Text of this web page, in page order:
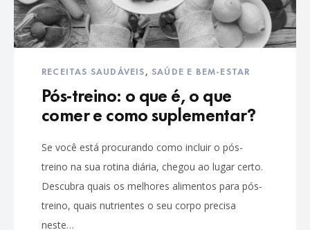
RECEITAS SAUDÁVEIS, SAÚDE E BEM-ESTAR
Pós-treino: o que é, o que
comer e como suplementar?
Se você está procurando como incluir o pós-
treino na sua rotina diária, chegou ao lugar certo.
Descubra quais os melhores alimentos para pós-
treino, quais nutrientes o seu corpo precisa
neste…